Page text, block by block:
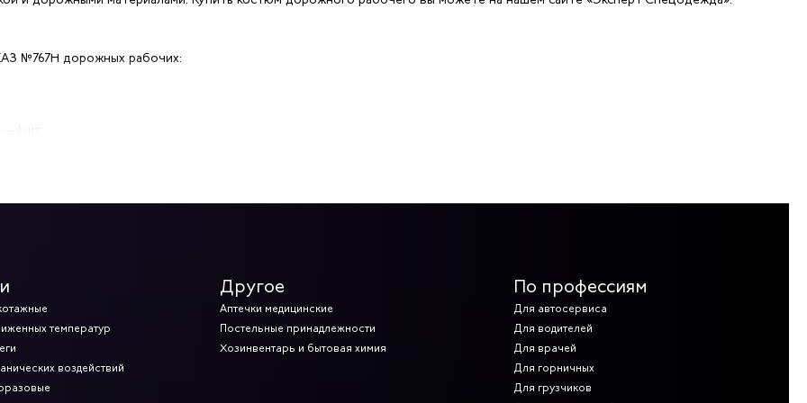
№767Н дорожных рабочих:
1 шт.
от механических воздействий — 1 шт. на 2 года
от запотевания — 1 шт.
температур
воздействий
Другое
Аптечки медицинские
Постельные принадлежности
Хозинвентарь и бытовая химия
По профессиям
Для автосервиса
Для водителей
Для врачей
Для горничных
Для грузчиков